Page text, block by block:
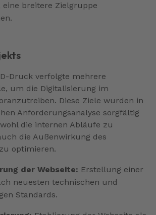
eine breitere Zielgruppe
Druck verfolgte mehrere
um die Digitalisierung im
Diese Ziele wurden in
Anforderungsanalyse sorgfältig
die internen Abläufe zu
die Außenwirkung des
optimieren.
der Webseite: Erstellung einer
neuesten technischen und
Standards.